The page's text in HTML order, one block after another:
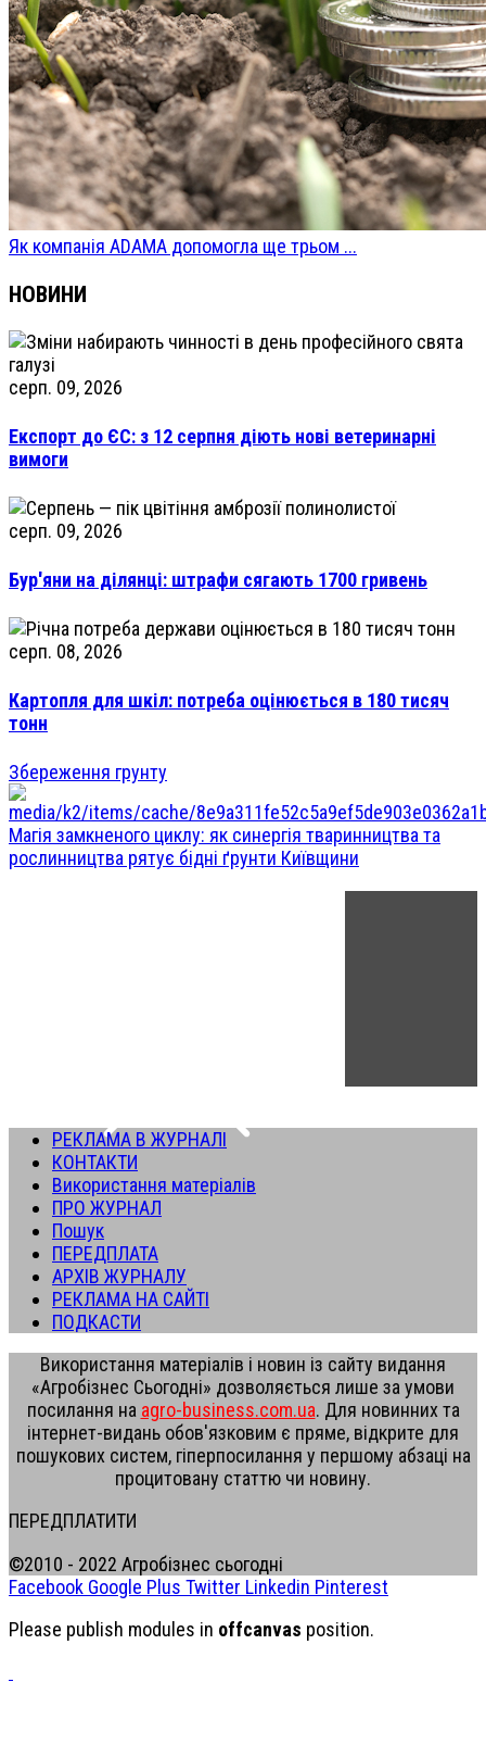
Як компанія ADAMA допомогла ще трьом ...
НОВИНИ
серп. 09, 2026
Експорт до ЄС: з 12 серпня діють нові ветеринарні
вимоги
серп. 09, 2026
Бур'яни на ділянці: штрафи сягають 1700 гривень
серп. 08, 2026
Картопля для шкіл: потреба оцінюється в 180 тисяч
тонн
Збереження грунту
Магія замкненого циклу: як синергія тваринництва та
рослинництва рятує бідні ґрунти Київщини
РЕКЛАМА В ЖУРНАЛІ
КОНТАКТИ
Використання матеріалів
ПРО ЖУРНАЛ
Пошук
ПЕРЕДПЛАТА
АРХІВ ЖУРНАЛУ
РЕКЛАМА НА САЙТІ
ПОДКАСТИ
Використання матеріалів і новин із сайту видання
«Агробізнес Сьогодні» дозволяється лише за умови
посилання на agro-business.com.ua. Для новинних та
інтернет-видань обов'язковим є пряме, відкрите для
пошукових систем, гіперпосилання у першому абзаці на
процитовану статтю чи новину.
ПЕРЕДПЛАТИТИ
©2010 - 2022 Агробізнес сьогодні
Facebook Google Plus Twitter Linkedin Pinterest
Please publish modules in offcanvas position.